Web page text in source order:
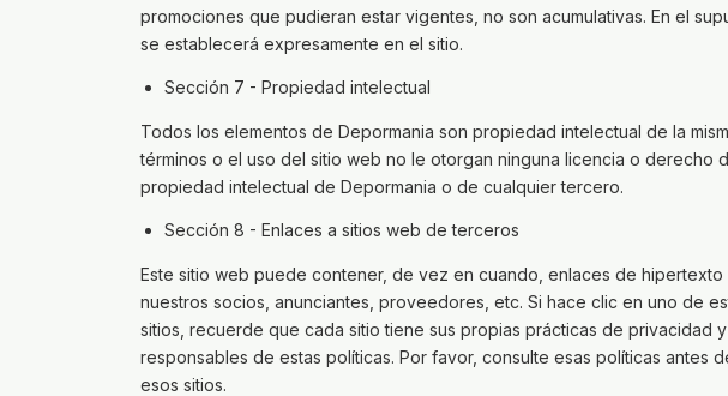
promociones que pudieran estar vigentes, no son acumulativas. En el
se establecerá expresamente en el sitio.
Sección 7 - Propiedad intelectual
Todos los elementos de Depormania son propiedad intelectual de la
términos o el uso del sitio web no le otorgan ninguna licencia o derecho
propiedad intelectual de Depormania o de cualquier tercero.
Sección 8 - Enlaces a sitios web de terceros
Este sitio web puede contener, de vez en cuando, enlaces de
nuestros socios, anunciantes, proveedores, etc. Si hace clic en uno de
sitios, recuerde que cada sitio tiene sus propias prácticas de privacidad
responsables de estas políticas. Por favor, consulte esas políticas antes
esos sitios.